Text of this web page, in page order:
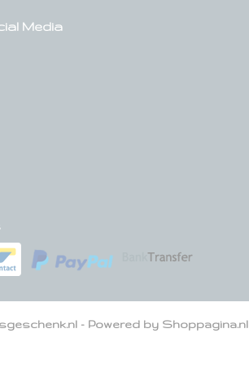
Media
- Powered by Shoppagina.nl